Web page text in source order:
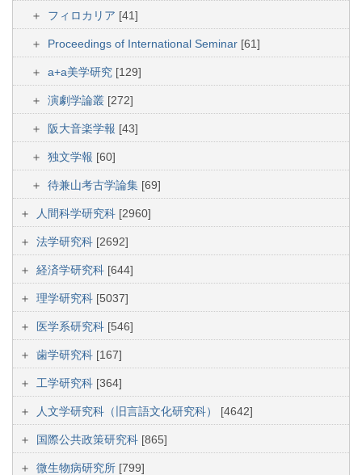
フィロカリア [41]
Proceedings of International Seminar [61]
a+a美学研究 [129]
演劇学論叢 [272]
阪大音楽学報 [43]
独文学報 [60]
待兼山考古学論集 [69]
人間科学研究科 [2960]
法学研究科 [2692]
経済学研究科 [644]
理学研究科 [5037]
医学系研究科 [546]
歯学研究科 [167]
工学研究科 [364]
人文学研究科（旧言語文化研究科） [4642]
国際公共政策研究科 [865]
微生物病研究所 [799]